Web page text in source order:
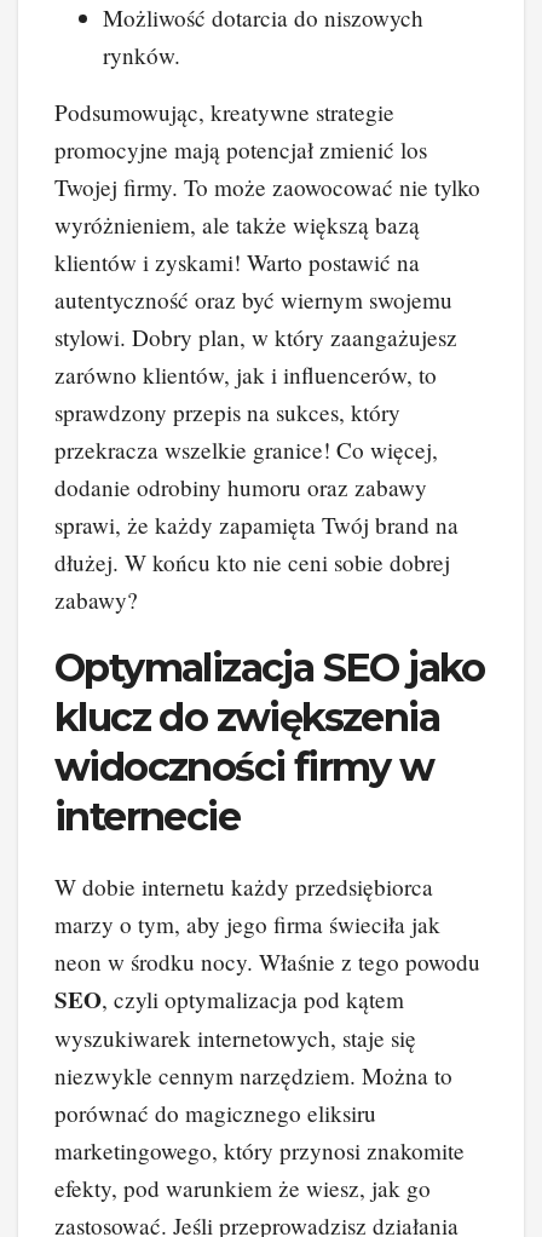
Możliwość dotarcia do niszowych
rynków.
Podsumowując, kreatywne strategie
promocyjne mają potencjał zmienić los
Twojej firmy. To może zaowocować nie tylko
wyróżnieniem, ale także większą bazą
klientów i zyskami! Warto postawić na
autentyczność oraz być wiernym swojemu
stylowi. Dobry plan, w który zaangażujesz
zarówno klientów, jak i influencerów, to
sprawdzony przepis na sukces, który
przekracza wszelkie granice! Co więcej,
dodanie odrobiny humoru oraz zabawy
sprawi, że każdy zapamięta Twój brand na
dłużej. W końcu kto nie ceni sobie dobrej
zabawy?
Optymalizacja SEO jako
klucz do zwiększenia
widoczności firmy w
internecie
W dobie internetu każdy przedsiębiorca
marzy o tym, aby jego firma świeciła jak
neon w środku nocy. Właśnie z tego powodu
SEO, czyli optymalizacja pod kątem
wyszukiwarek internetowych, staje się
niezwykle cennym narzędziem. Można to
porównać do magicznego eliksiru
marketingowego, który przynosi znakomite
efekty, pod warunkiem że wiesz, jak go
zastosować. Jeśli przeprowadzisz działania